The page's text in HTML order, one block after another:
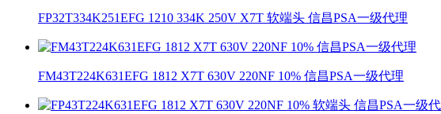
FP32T334K251EFG 1210 334K 250V X7T 软端头 信昌PSA一级代理
FM43T224K631EFG 1812 X7T 630V 220NF 10% 信昌PSA一级代理